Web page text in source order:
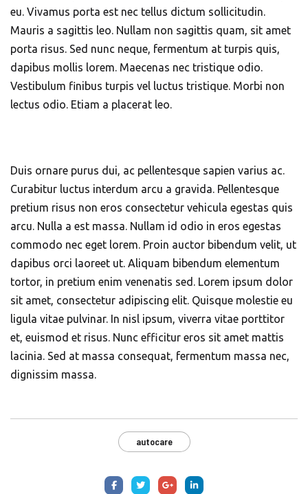
eu. Vivamus porta est nec tellus dictum sollicitudin.
Mauris a sagittis leo. Nullam non sagittis quam, sit amet
porta risus. Sed nunc neque, fermentum at turpis quis,
dapibus mollis lorem. Maecenas nec tristique odio.
Vestibulum finibus turpis vel luctus tristique. Morbi non
lectus odio. Etiam a placerat leo.
Duis ornare purus dui, ac pellentesque sapien varius ac.
Curabitur luctus interdum arcu a gravida. Pellentesque
pretium risus non eros consectetur vehicula egestas quis
arcu. Nulla a est massa. Nullam id odio in eros egestas
commodo nec eget lorem. Proin auctor bibendum velit, ut
dapibus orci laoreet ut. Aliquam bibendum elementum
tortor, in pretium enim venenatis sed. Lorem ipsum dolor
sit amet, consectetur adipiscing elit. Quisque molestie eu
ligula vitae pulvinar. In nisl ipsum, viverra vitae porttitor
et, euismod et risus. Nunc efficitur eros sit amet mattis
lacinia. Sed at massa consequat, fermentum massa nec,
dignissim massa.
autocare